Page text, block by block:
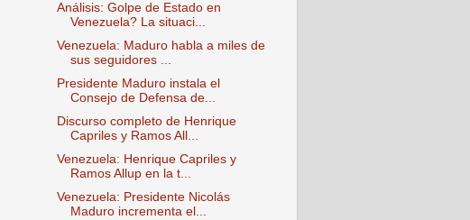
Análisis: Golpe de Estado en
Venezuela? La situaci...
Venezuela: Maduro habla a miles de
sus seguidores ...
Presidente Maduro instala el
Consejo de Defensa de...
Discurso completo de Henrique
Capriles y Ramos All...
Venezuela: Henrique Capriles y
Ramos Allup en la t...
Venezuela: Presidente Nicolás
Maduro incrementa el...